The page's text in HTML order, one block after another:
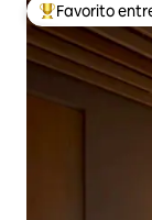
Favorito entre
Favorito